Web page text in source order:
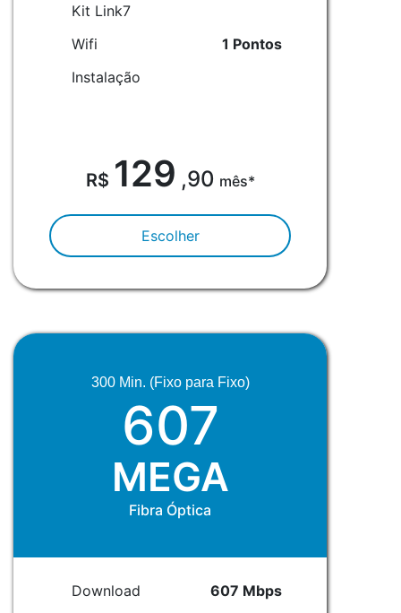
Kit Link7
Wifi
1 Pontos
Instalação
129 ,90 mês*
Escolher
300 Min. (Fixo para Fixo)
607
MEGA
Fibra Óptica
Download
607 Mbps